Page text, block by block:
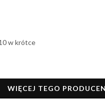
w krótce
WIĘCEJ TEGO